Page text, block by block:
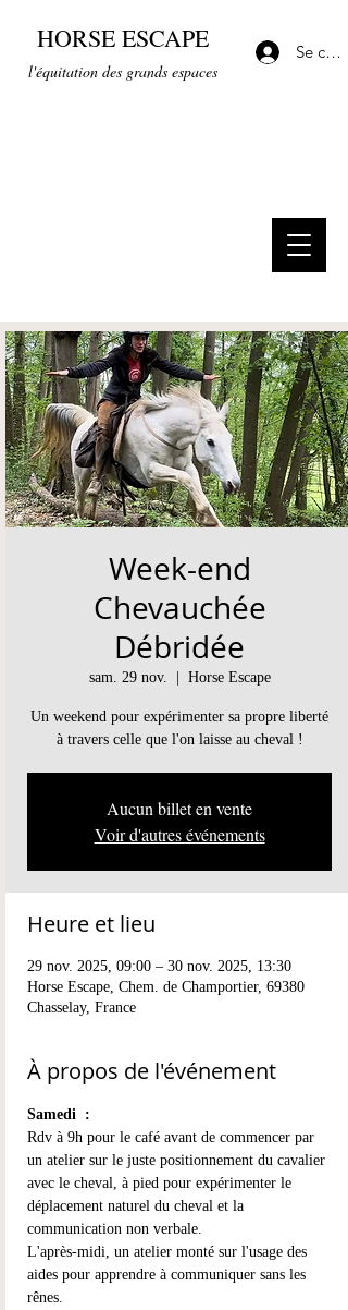
HORSE ESCAPE
l'équitation des grands espaces
Se
Week-end
Chevauchée
Débridée
sam. 29 nov. Horse Escape
Un weekend pour expérimenter sa propre liberté
à travers celle que l'on laisse au cheval !
Aucun billet en vente
Voir d'autres événements
Heure et lieu
29 nov. 2025, 09:00 – 30 nov. 2025, 13:30
Horse Escape, Chem. de Champortier, 69380
Chasselay, France
À propos de l'événement
Samedi  :
Rdv à 9h pour le café avant de commencer par
un atelier sur le juste positionnement du cavalier
avec le cheval, à pied pour expérimenter le
déplacement naturel du cheval et la
communication non verbale.
L'après-midi, un atelier monté sur l'usage des
aides pour apprendre à communiquer sans les
rênes.